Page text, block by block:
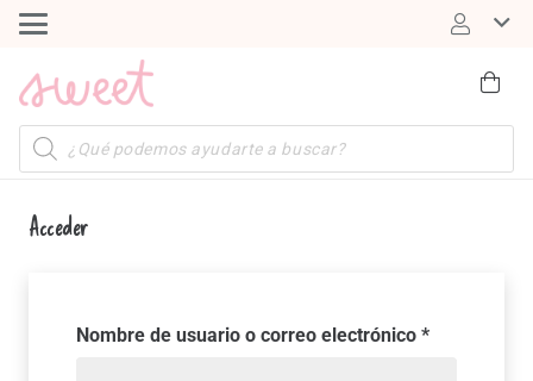
Búsqueda
de
productos
Acceder
Nombre de usuario o correo electrónico *Obligatorio